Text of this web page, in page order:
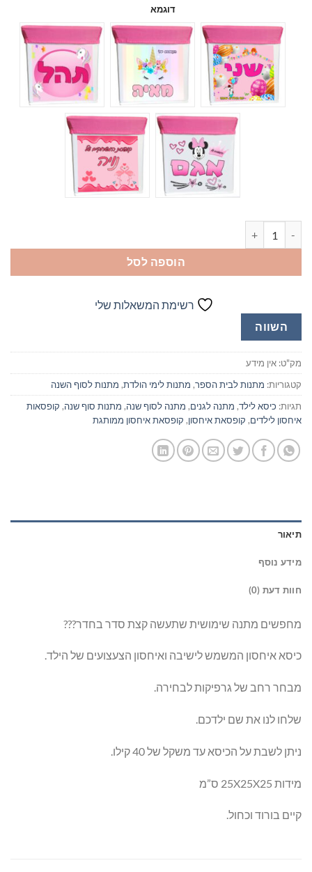
דוגמא
הוספה לסל
רשימת המשאלות שלי
השווה
מק"ט:אין מידע
קטגוריות:מתנות לבית הספר,מתנות לימי הולדת,מתנות לסוף השנה
תגיות:כיסא לילד,מתנה לגנים,מתנה לסוף שנה,מתנות סוף שנה,קופסאות
איחסון לילדים,קופסאת איחסון,קופסאת איחסון ממותגת
תיאור
מידע נוסף
חוות דעת (0)
מחפשים מתנה שימושית שתעשה קצת סדר בחדר???
כיסא איחסון המשמש לישיבה ואיחסון הצעצועים של הילד.
מבחר רחב של גרפיקות לבחירה.
שלחו לנו את שם ילדכם.
ניתן לשבת על הכיסא עד משקל של 40 קילו.
מידות 25X25X25 ס”מ
קיים בורוד וכחול.